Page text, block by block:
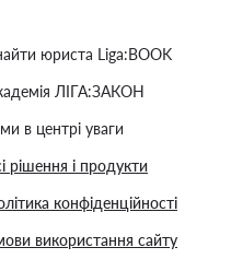
юриста Liga:BOOK
ЛІГА:ЗАКОН
в центрі уваги
рішення і продукти
конфіденційності
використання сайту